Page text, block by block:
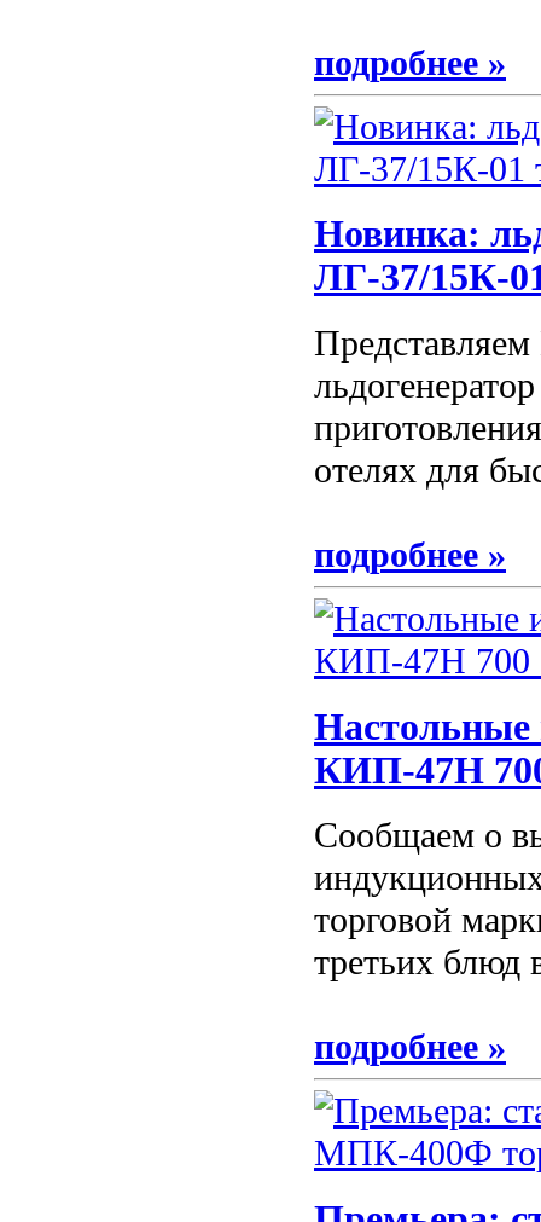
подробнее »
Новинка:
ЛГ-37/15К-
отелях для
подробнее »
КИП-47Н
Cообщаем о
торговой
третьих блюд
подробнее »